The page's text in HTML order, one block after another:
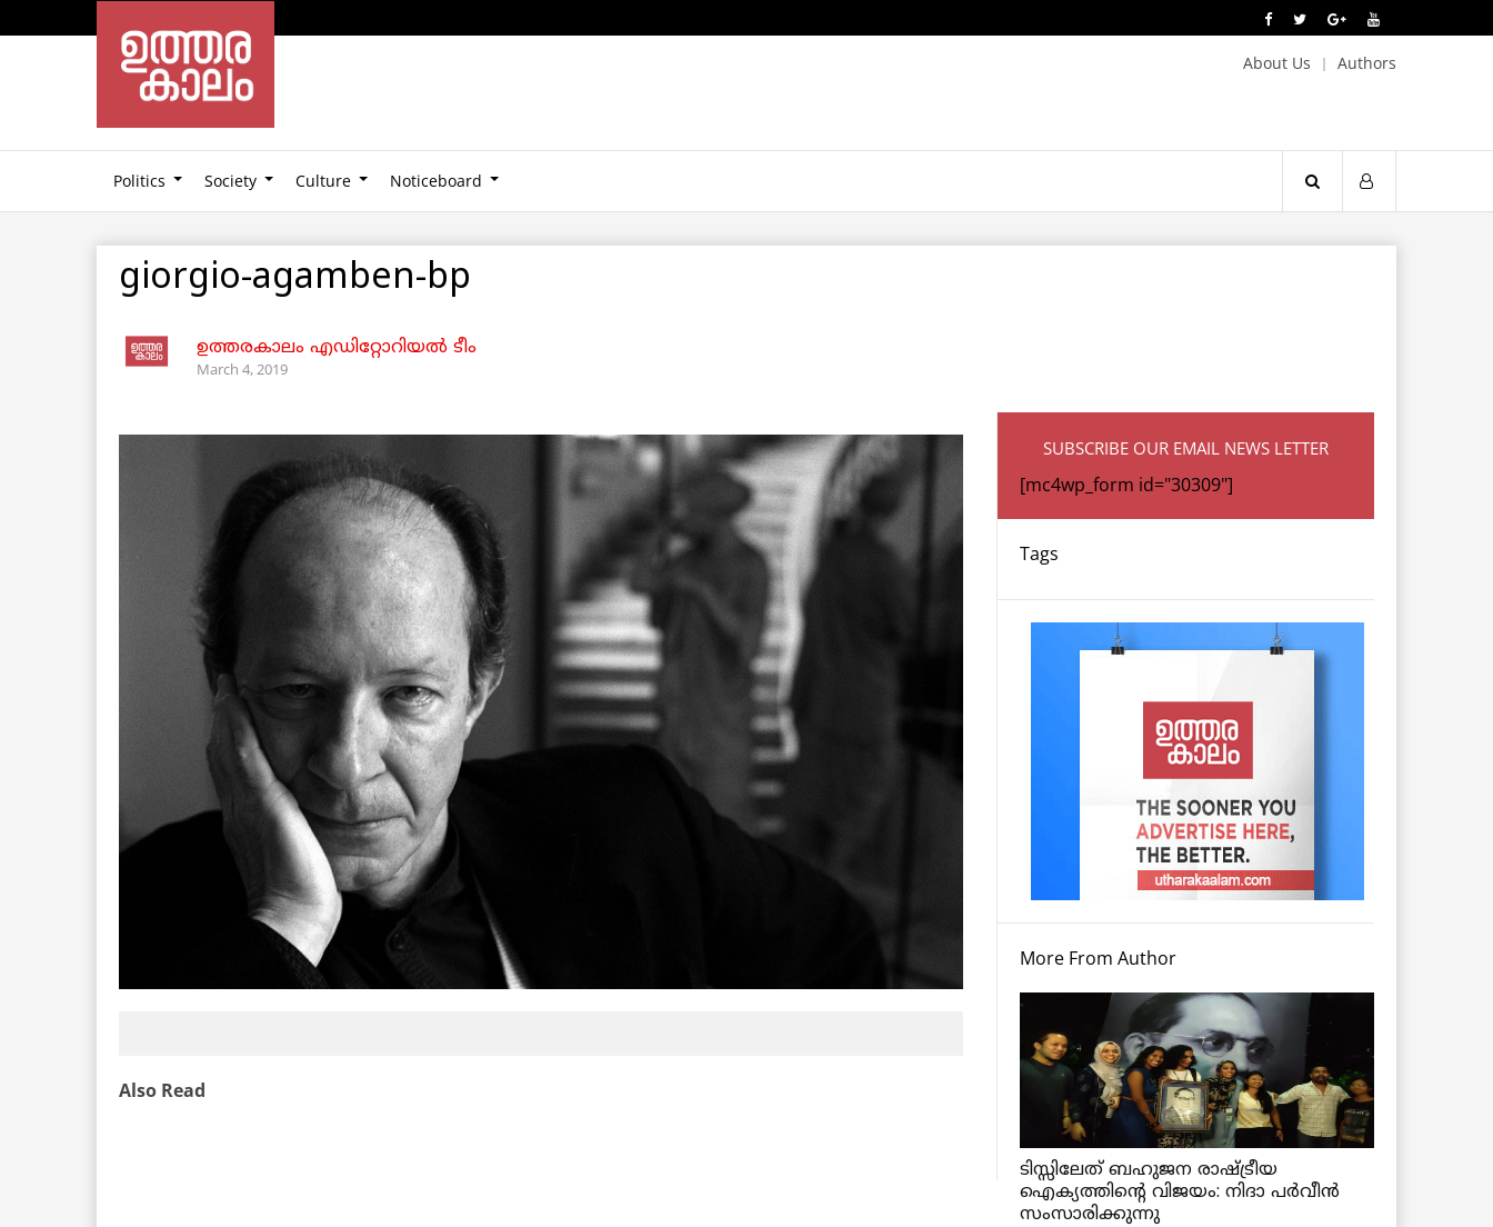
About Us Authors
Politics Society Culture Noticeboard
giorgio-agamben-bp
ഉത്തരകാലം എഡിറ്റോറിയല്‍ ടീം
March 4, 2019
Also Read
SUBSCRIBE OUR EMAIL NEWS LETTER
[mc4wp_form id="30309"]
Tags
More From Author
ടിസ്സിലേത് ബഹുജന രാഷ്ട്രീയ
ഐക്യത്തിന്റെ വിജയം: നിദാ പർവീൻ
സംസാരിക്കുന്നു